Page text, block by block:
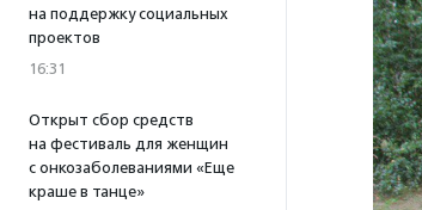
на поддержку социальных
проектов
16:31
Открыт сбор средств
на фестиваль для женщин
с онкозаболеваниями «Еще
краше в танце»